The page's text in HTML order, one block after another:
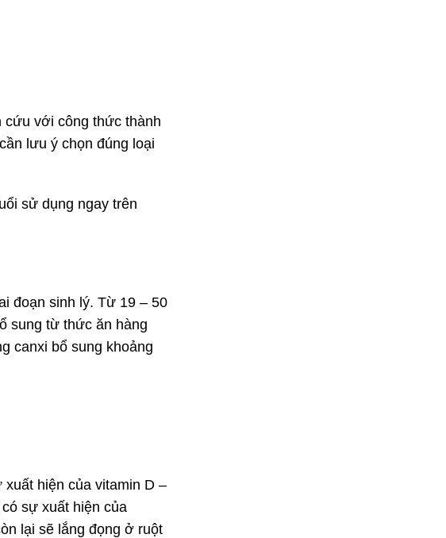
với công thức thành
lưu ý chọn đúng loại
sử dụng ngay trên
đoạn sinh lý. Từ 19 – 50
sung từ thức ăn hàng
canxi bổ sung khoảng
hiện của vitamin D –
sự xuất hiện của
lại sẽ lắng đọng ở ruột